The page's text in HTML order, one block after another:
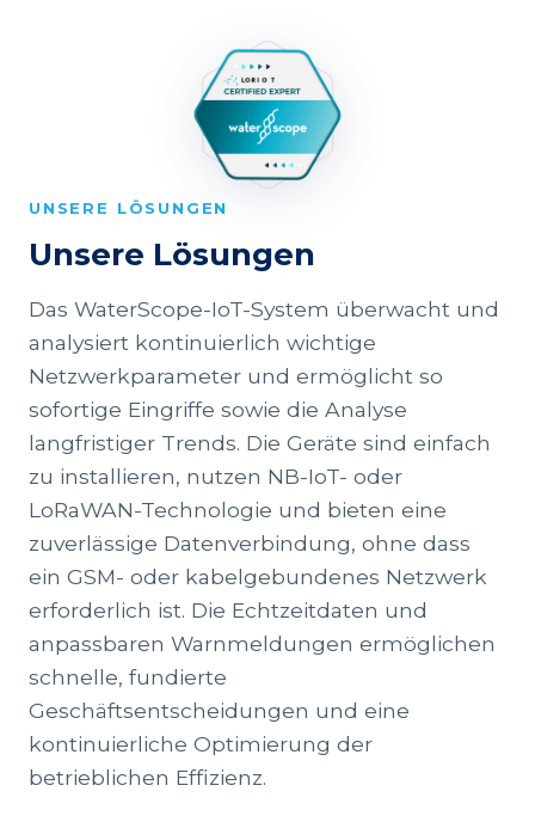
UNSERE LÖSUNGEN
Unsere Lösungen
Das WaterScope-IoT-System überwacht und
analysiert kontinuierlich wichtige
Netzwerkparameter und ermöglicht so
sofortige Eingriffe sowie die Analyse
langfristiger Trends. Die Geräte sind einfach
zu installieren, nutzen NB-IoT- oder
LoRaWAN-Technologie und bieten eine
zuverlässige Datenverbindung, ohne dass
ein GSM- oder kabelgebundenes Netzwerk
erforderlich ist. Die Echtzeitdaten und
anpassbaren Warnmeldungen ermöglichen
schnelle, fundierte
Geschäftsentscheidungen und eine
kontinuierliche Optimierung der
betrieblichen Effizienz.